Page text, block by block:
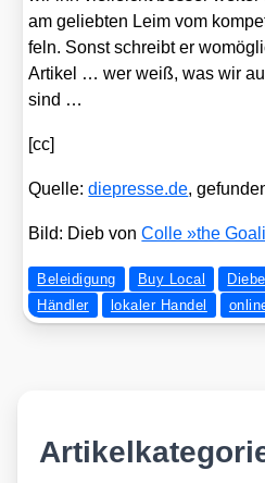
am gelieb­ten Leim vom
feln. Sonst schreibt er
Arti­kel … wer weiß, was wir
sind …
[cc]
Quel­le:die​pres​se​.de,
Bild: Dieb vonCol­le »the
Beleidigung Buy Local Diebe
Händler
lokaler Handel